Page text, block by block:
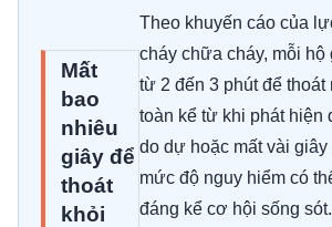
Mất
bao
nhiêu
giây để
thoát
khỏi
Theo khuyến cáo của
cháy chữa cháy, mỗi hộ
từ 2 đến 3 phút để thoát
toàn kể từ khi phát hiện
do dự hoặc mất vài giây
mức độ nguy hiểm có
đáng kể cơ hội sống